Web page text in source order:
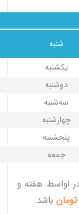
شنبه
یکشنبه
دوشنبه
سه‌شنبه
چهارشنبه
پنجشنبه
جمعه
اواسط هفته و
باشد.